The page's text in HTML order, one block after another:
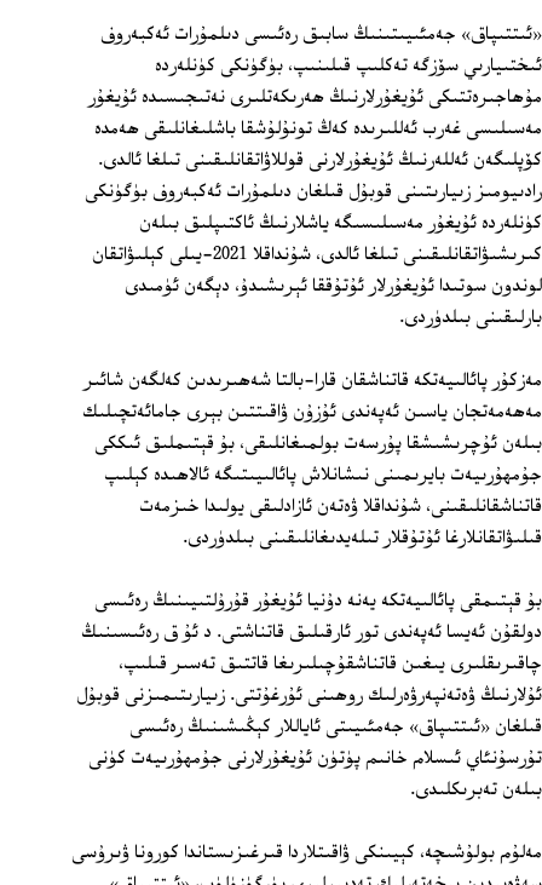
«ئىتتىپاق» جەمئىيىتىنىڭ سابىق رەئىسى دىلمۇرات ئەكبەروف
ئىختىيارىي سۆزگە تەكلىپ قىلىنىپ، بۈگۈنكى كۈنلەردە
مۇھاجىرەتتىكى ئۇيغۇرلارنىڭ ھەرىكەتلىرى نەتىجىسىدە ئۇيغۇر
مەسىلىسى غەرب ئەللىرىدە كەڭ تونۇلۇشقا باشلىغانلىقى ھەمدە
كۆپلىگەن ئەللەرنىڭ ئۇيغۇرلارنى قوللاۋاتقانلىقىنى تىلغا ئالدى.
رادىيومىز زىيارىتىنى قوبۇل قىلغان دىلمۇرات ئەكبەروف بۈگۈنكى
كۈنلەردە ئۇيغۇر مەسىلىسىگە ياشلارنىڭ ئاكتىپلىق بىلەن
كىرىشىۋاتقانلىقىنى تىلغا ئالدى، شۇنداقلا 2021-يىلى كېلىۋاتقان
لوندون سوتىدا ئۇيغۇرلار ئۇتۇققا ئېرىشىدۇ، دېگەن ئۈمىدى
بارلىقىنى بىلدۈردى.
مەزكۇر پائالىيەتكە قاتناشقان قارا-بالتا شەھىرىدىن كەلگەن شائىر
مەھەمەتجان ياسىن ئەپەندى ئۇزۇن ۋاقىتتىن بېرى جامائەتچىلىك
بىلەن ئۇچرىشىشقا پۇرسەت بولمىغانلىقى، بۇ قېتىملىق ئىككى
جۇمھۇرىيەت بايرىمىنى نىشانلاش پائالىيىتىگە ئالاھىدە كېلىپ
قاتناشقانلىقىنى، شۇنداقلا ۋەتەن ئازادلىقى يولىدا خىزمەت
قىلىۋاتقانلارغا ئۇتۇقلار تىلەيدىغانلىقىنى بىلدۈردى.
بۇ قېتىمقى پائالىيەتكە يەنە دۇنيا ئۇيغۇر قۇرۇلتىيىنىڭ رەئىسى
دولقۇن ئەيسا ئەپەندى تور ئارقىلىق قاتناشتى. د ئۇ ق رەئىسىنىڭ
چاقىرىقلىرى يىغىن قاتناشقۇچىلىرىغا قاتتىق تەسىر قىلىپ،
ئۇلارنىڭ ۋەتەنپەرۋەرلىك روھىنى ئۇرغۇتتى. زىيارىتىمىزنى قوبۇل
قىلغان «ئىتتىپاق» جەمئىيىتى ئاياللار كېڭىشىنىڭ رەئىسى
تۇرسۇنئاي ئىسلام خانىم پۈتۈن ئۇيغۇرلارنى جۇمھۇرىيەت كۈنى
بىلەن تەبرىكلىدى.
مەلۇم بولۇشىچە، كېيىنكى ۋاقىتلاردا قىرغىزىستاندا كورونا ۋىرۇسى